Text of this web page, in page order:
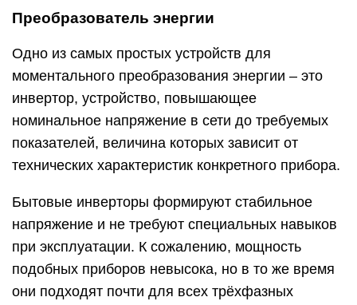
Преобразователь энергии
Одно из самых простых устройств для
моментального преобразования энергии – это
инвертор, устройство, повышающее
номинальное напряжение в сети до требуемых
показателей, величина которых зависит от
технических характеристик конкретного прибора.
Бытовые инверторы формируют стабильное
напряжение и не требуют специальных навыков
при эксплуатации. К сожалению, мощность
подобных приборов невысока, но в то же время
они подходят почти для всех трёхфазных